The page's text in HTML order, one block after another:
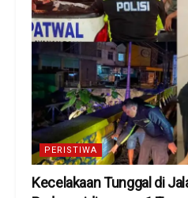
PERISTIWA
Kecelakaan Tunggal di